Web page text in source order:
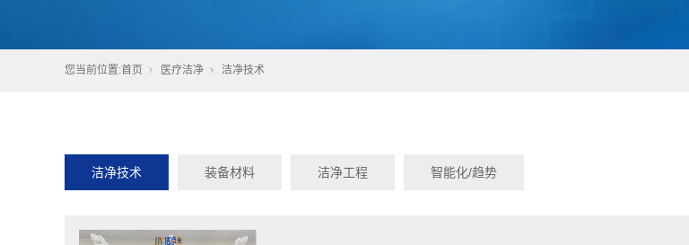
您当前位置:首页 医疗洁净 洁净技术
洁净技术 装备材料 洁净工程 智能化/趋势